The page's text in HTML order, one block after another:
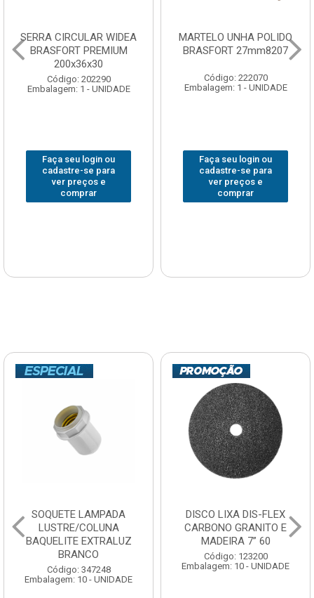
SERRA CIRCULAR WIDEA
BRASFORT PREMIUM
200x36x30
Código: 202290
Embalagem: 1 - UNIDADE
Faça seu login ou
cadastre-se para
ver preços e
comprar
MARTELO UNHA POLIDO
BRASFORT 27mm8207
Código: 222070
Embalagem: 1 - UNIDADE
Faça seu login ou
cadastre-se para
ver preços e
comprar
SOQUETE LAMPADA
LUSTRE/COLUNA
BAQUELITE EXTRALUZ
BRANCO
Código: 347248
Embalagem: 10 - UNIDADE
DISCO LIXA DIS-FLEX
CARBONO GRANITO E
MADEIRA 7” 60
Código: 123200
Embalagem: 10 - UNIDADE